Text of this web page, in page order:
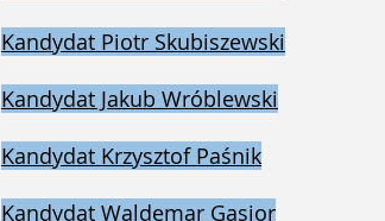
Kandydat Piotr Skubiszewski
Kandydat Jakub Wróblewski
Kandydat Krzysztof Paśnik
Kandydat Waldemar Gąsior